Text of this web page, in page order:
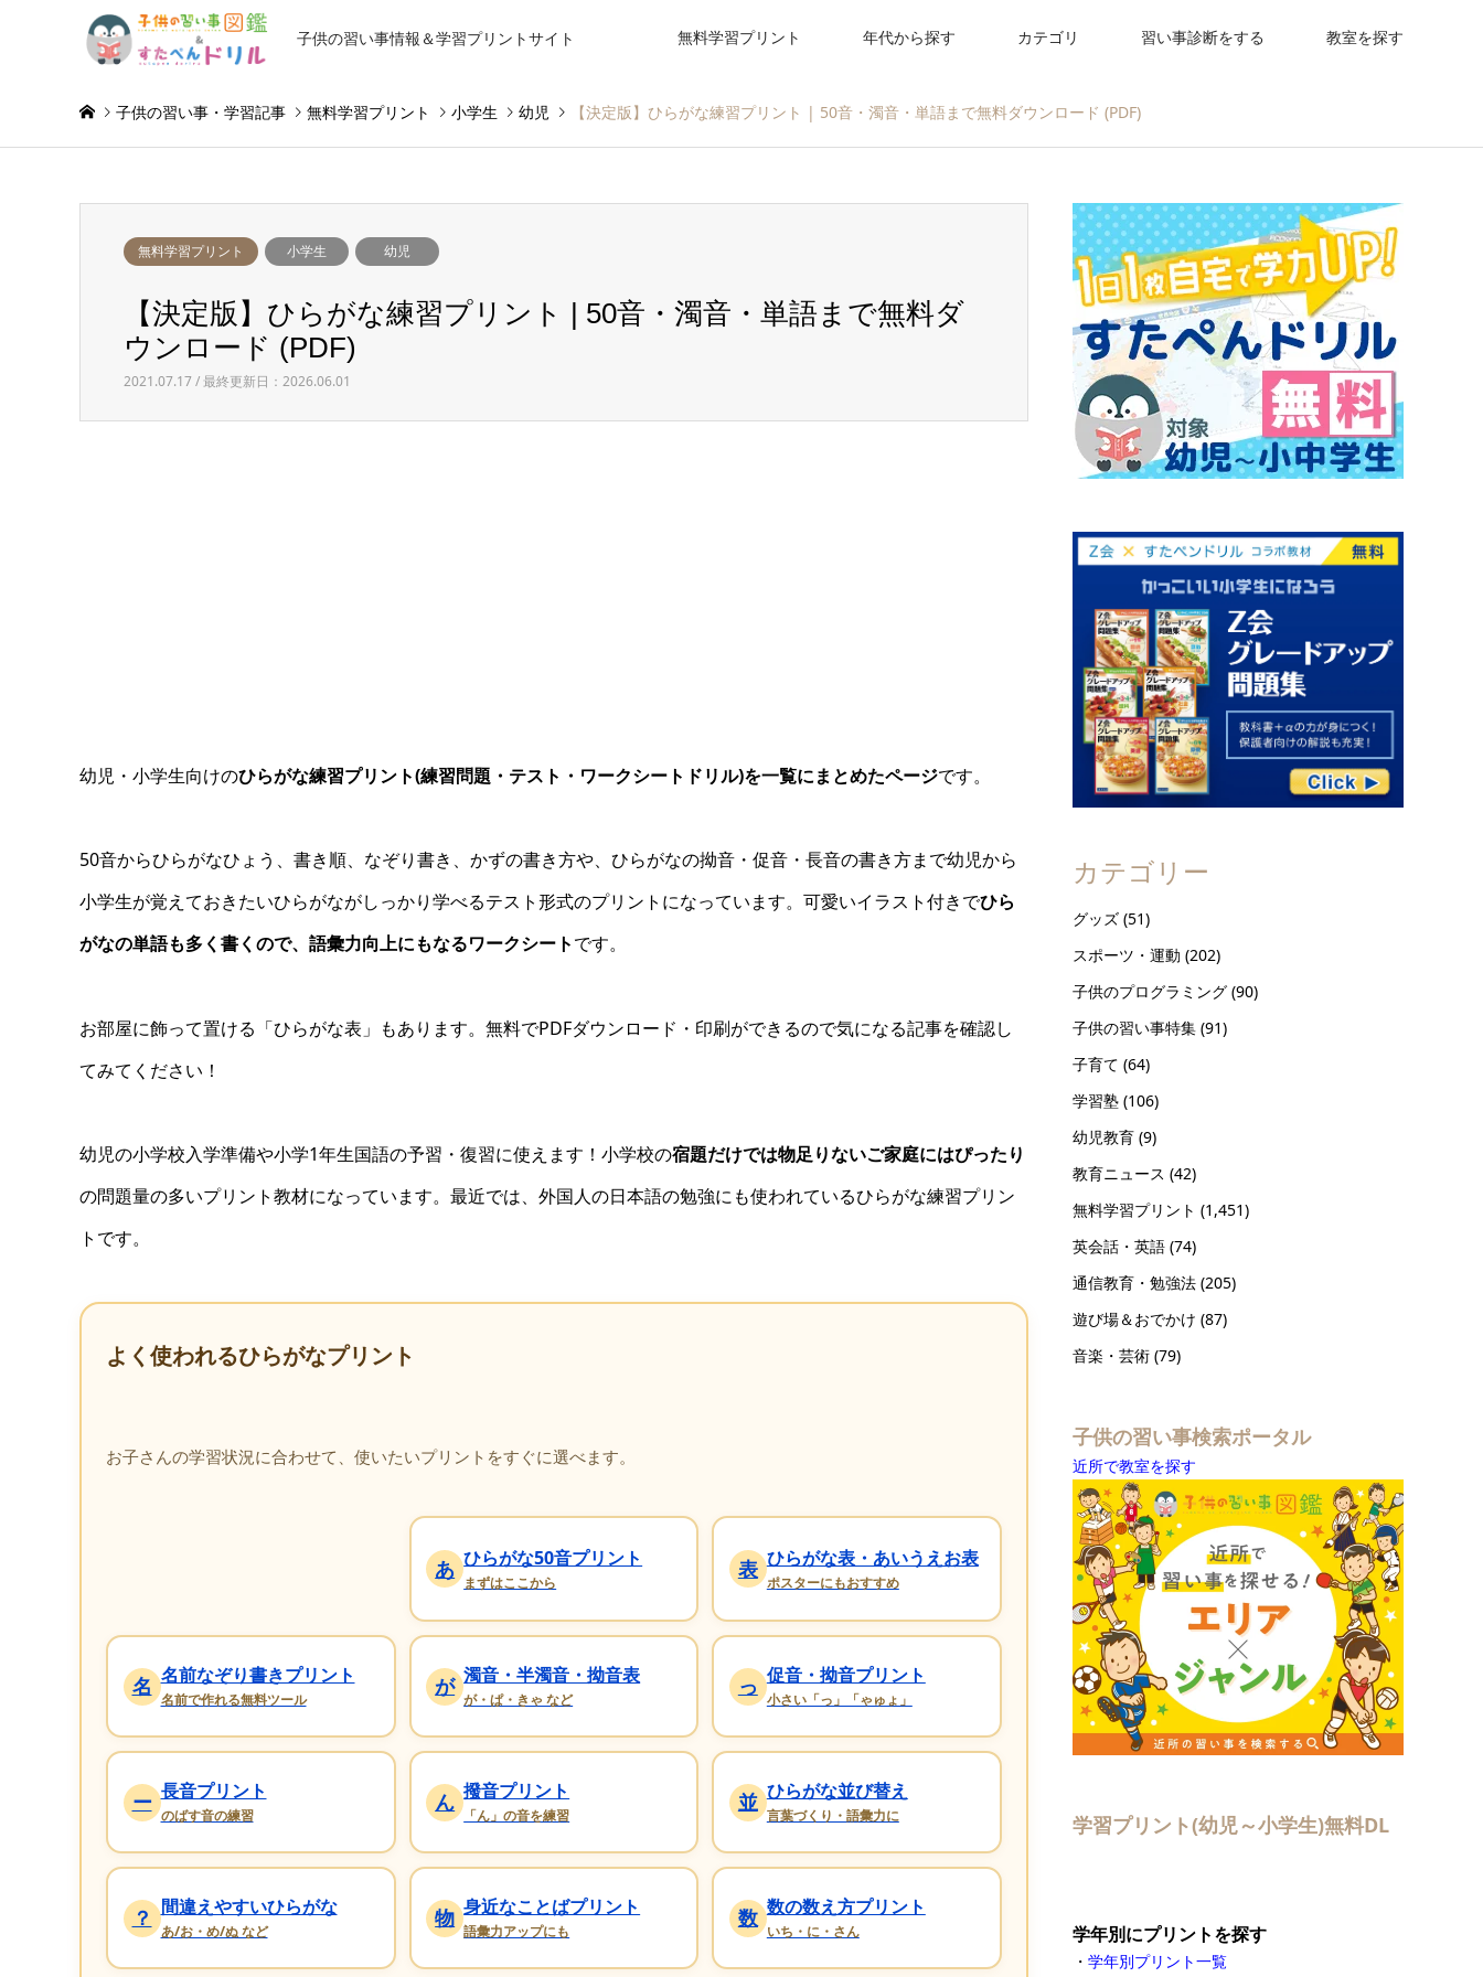
子供の習い事情報＆学習プリントサイト 無料学習プリント 年代から探す カテゴリ 習い事診断をする 教室を探す
子供の習い事・学習記事 無料学習プリント 小学生 幼児 【決定版】ひらがな練習プリント | 50音・濁音・単語まで無料ダウンロード (PDF)
無料学習プリント 小学生 幼児
【決定版】ひらがな練習プリント | 50音・濁音・単語まで無料ダ
ウンロード (PDF)
2021.07.17 / 最終更新日：2026.06.01
幼児・小学生向けのひらがな練習プリント(練習問題・テスト・ワークシートドリル)を一覧にまとめたページです。
50音からひらがなひょう、書き順、なぞり書き、かずの書き方や、ひらがなの拗音・促音・長音の書き方まで幼児から
小学生が覚えておきたいひらがながしっかり学べるテスト形式のプリントになっています。可愛いイラスト付きでひら
がなの単語も多く書くので、語彙力向上にもなるワークシートです。
お部屋に飾って置ける「ひらがな表」もあります。無料でPDFダウンロード・印刷ができるので気になる記事を確認し
てみてください！
幼児の小学校入学準備や小学1年生国語の予習・復習に使えます！小学校の宿題だけでは物足りないご家庭にはぴったり
の問題量の多いプリント教材になっています。最近では、外国人の日本語の勉強にも使われているひらがな練習プリン
トです。
よく使われるひらがなプリント
お子さんの学習状況に合わせて、使いたいプリントをすぐに選べます。
あ ひらがな50音プリント
まずはここから
表 ひらがな表・あいうえお表
ポスターにもおすすめ
名 名前なぞり書きプリント
名前で作れる無料ツール
が 濁音・半濁音・拗音表
が・ぱ・きゃ など
っ 促音・拗音プリント
小さい「っ」「ゃゅょ」
ー 長音プリント
のばす音の練習
ん 撥音プリント
「ん」の音を練習
並 ひらがな並び替え
言葉づくり・語彙力に
？ 間違えやすいひらがな
あ/お・め/ぬ など
物 身近なことばプリント
語彙力アップにも
数 数の数え方プリント
いち・に・さん
カテゴリー
グッズ (51)
スポーツ・運動 (202)
子供のプログラミング (90)
子供の習い事特集 (91)
子育て (64)
学習塾 (106)
幼児教育 (9)
教育ニュース (42)
無料学習プリント (1,451)
英会話・英語 (74)
通信教育・勉強法 (205)
遊び場＆おでかけ (87)
音楽・芸術 (79)
子供の習い事検索ポータル
近所で教室を探す
学習プリント(幼児～小学生)無料DL
学年別にプリントを探す
・ 学年別プリント一覧